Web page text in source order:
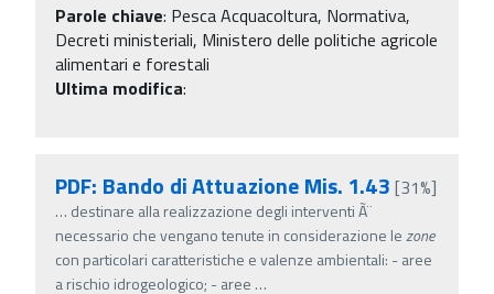
Parole chiave: Pesca Acquacoltura, Normativa,
Decreti ministeriali, Ministero delle politiche agricole
alimentari e forestali
Ultima modifica:
PDF: Bando di Attuazione Mis. 1.43 [31%]
… destinare alla realizzazione degli interventi Ã¨
necessario che vengano tenute in considerazione lezone
con particolari caratteristiche e valenze ambientali: - aree
a rischio idrogeologico; - aree …